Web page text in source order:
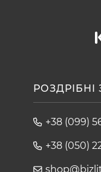
+38 (099)
+38 (050)